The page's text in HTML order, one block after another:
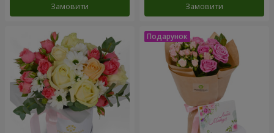
Замовити Замовити